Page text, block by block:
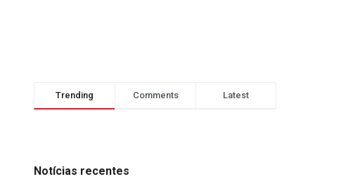
Trending Comments Latest
Notícias recentes